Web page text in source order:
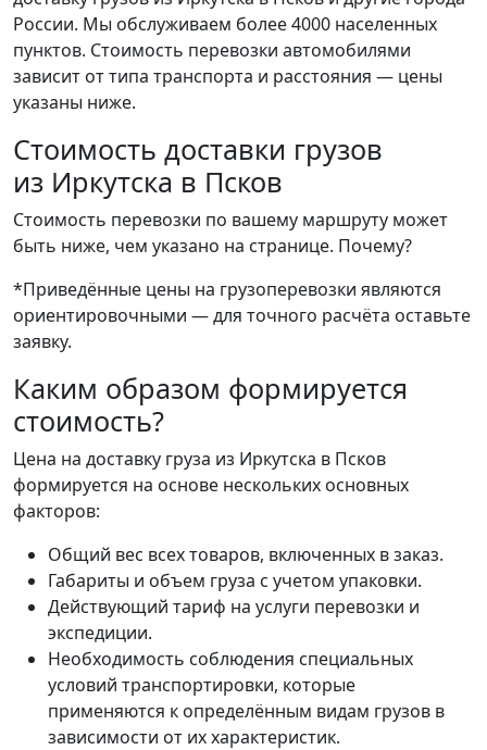
России. Мы обслуживаем более 4000 населенных
пунктов. Стоимость перевозки автомобилями
зависит от типа транспорта и расстояния — цены
указаны ниже.
Стоимость доставки грузов
из Иркутска в Псков
Стоимость перевозки по вашему маршруту может
быть ниже, чем указано на странице. Почему?
*Приведённые цены на грузоперевозки являются
ориентировочными — для точного расчёта оставьте
заявку.
Каким образом формируется
стоимость?
Цена на доставку груза из Иркутска в Псков
формируется на основе нескольких основных
факторов:
Общий вес всех товаров, включенных в заказ.
Габариты и объем груза с учетом упаковки.
Действующий тариф на услуги перевозки и
экспедиции.
Необходимость соблюдения специальных
условий транспортировки, которые
применяются к определённым видам грузов в
зависимости от их характеристик.